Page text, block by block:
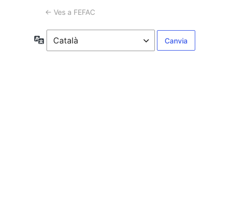
← Ves a FEFAC
Idioma